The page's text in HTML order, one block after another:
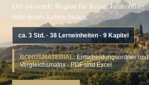
Die passende Region für Reise, Immobilie
oder neues Leben finden.
ca. 3 Std. · 38 Lerneinheiten · 9 Kapitel
BONUSMATERIAL: Entscheidungsordner und
Vergleichsmatrix · PDF und Excel